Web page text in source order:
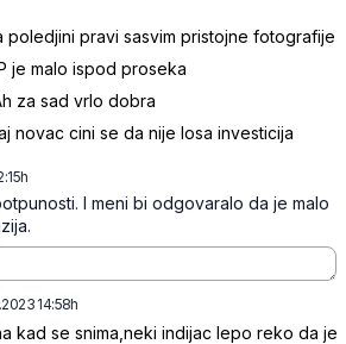
poledjini pravi sasvim pristojne fotografije
je malo ispod proseka
za sad vrlo dobra
novac cini se da nije losa investicija
I meni bi odgovaralo da je malo
14:58h
kad se snima,neki indijac lepo reko da je